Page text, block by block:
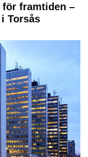
för framtiden –
Torsås